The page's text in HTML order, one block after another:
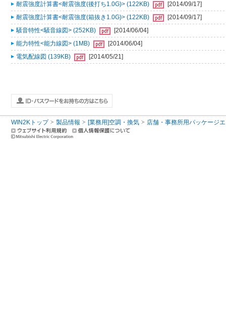
耐震強度計算書<耐震強度(後打ち1.0G)> (122KB)
[2014/09/17]
耐震強度計算書<耐震強度(箱抜き1.0G)> (122KB)
[2014/09/17]
騒音特性<騒音線図> (252KB)
[2014/06/04]
能力特性<能力線図> (1MB)
[2014/06/04]
電気配線図 (139KB)
[2014/05/21]
WIN2Kトップ 製品情報 [業務用]空調・換気 店舗・事務所用パッケージ